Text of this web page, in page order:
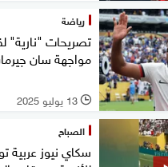
رياضة
تصريحات "نارية"
مواجهة سان
l 13 يوليو 2025
الصباح
سكاي نيوز عربية